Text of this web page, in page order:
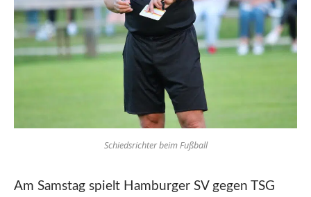
Schiedsrichter beim Fußball
Am Samstag spielt Hamburger SV gegen TSG